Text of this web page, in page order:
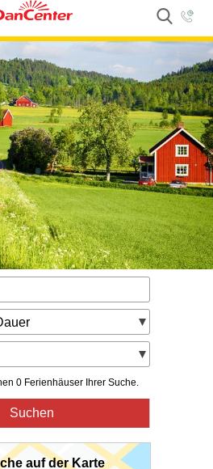
0 Ferienhäuser Ihrer Suche.
Suchen
auf der Karte